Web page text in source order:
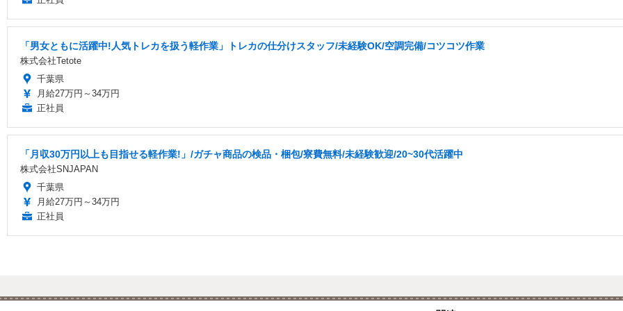
「男女ともに活躍中!人気トレカを扱う軽作業」トレカの仕分けスタッフ/未経験OK/空調完備/コツコツ作業
株式会社Tetote
千葉県
月給27万円～34万円
正社員
「月収30万円以上も目指せる軽作業!」/ガチャ商品の検品・梱包/寮費無料/未経験歓迎/20~30代活躍中
株式会社SNJAPAN
千葉県
月給27万円～34万円
正社員